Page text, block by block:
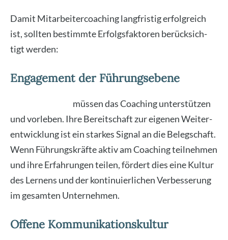
Damit Mit­ar­bei­ter­coa­ching lang­fris­tig erfolg­reich
ist, soll­ten bestimm­te Erfolgs­fak­to­ren berück­sich­
tigt wer­den:
Engagement der Führungsebene
müs­sen das Coa­ching unter­stüt­zen
und vor­le­ben. Ihre Bereit­schaft zur eige­nen Wei­ter­
ent­wick­lung ist ein star­kes Signal an die Beleg­schaft.
Wenn Füh­rungs­kräf­te aktiv am Coa­ching teil­neh­men
und ihre Erfah­run­gen tei­len, för­dert dies eine Kul­tur
des Ler­nens und der kon­ti­nu­ier­li­chen Ver­bes­se­rung
im gesam­ten Unter­neh­men.
Offene Kommunikationskultur